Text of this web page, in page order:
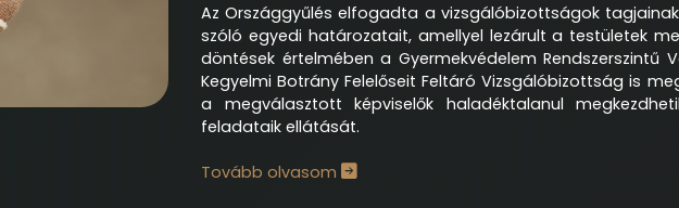
Az Országgyűlés elfogadta a vizsgálóbizottságok
szóló egyedi határozatait, amellyel lezárult a testületek
döntések értelmében a Gyermekvédelem Rendszerszintű
Kegyelmi Botrány Felelőseit Feltáró Vizsgálóbizottság is
a megválasztott képviselők haladéktalanul
feladataik ellátását.
Tovább olvasom